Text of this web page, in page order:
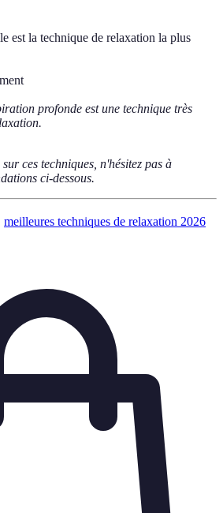
est la technique de relaxation la plus
profonde est une technique très
ces techniques, n'hésitez pas à
ci-dessous.
meilleures techniques de relaxation 2026